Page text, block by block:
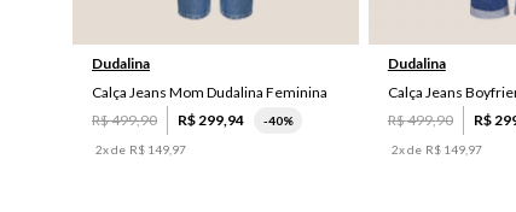
46
Dudalina
Calça Jeans Mom Dudalina Feminina
R$499,90 R$ 299 94 -40%
2x de R$ 149 97
42
Dudalina
R$499,90 R$
2x de R$ 149, 97